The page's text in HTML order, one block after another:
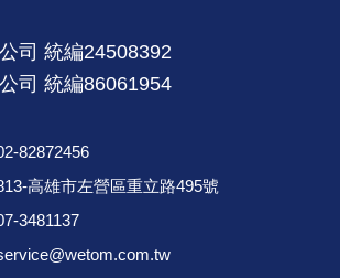
籤。
司 統編24508392
司 統編86061954
82872456
高雄市左營區重立路495號
3481137